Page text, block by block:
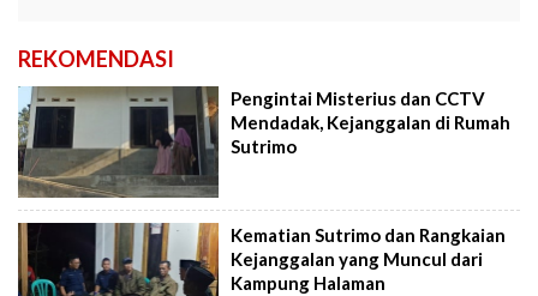
REKOMENDASI
Pengintai Misterius dan CCTV
Mendadak, Kejanggalan di Rumah
Sutrimo
Kematian Sutrimo dan Rangkaian
Kejanggalan yang Muncul dari
Kampung Halaman